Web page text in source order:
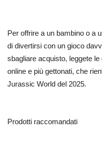
Per offrire a un bambino o a
di divertirsi con un gioco
sbagliare acquisto, leggete
online e più gettonati, che
Jurassic World del 2025.
Prodotti raccomandati